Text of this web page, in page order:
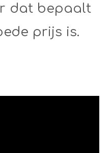
dat bepaalt
prijs is.